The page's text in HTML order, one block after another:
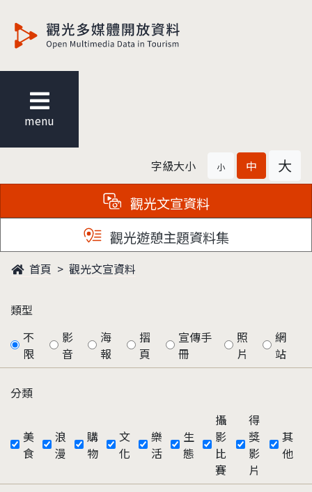
menu
字級大小 小 中 大
觀光文宣資料
觀光遊憩主題資料集
首頁 觀光文宣資料
類型
不
限
影
音
海
報
摺
頁
宣傳手
冊
照
片
網
站
分類
美
食
浪
漫
購
物
文
化
樂
活
生
態
攝
影
比
賽
得
獎
影
片
其
他